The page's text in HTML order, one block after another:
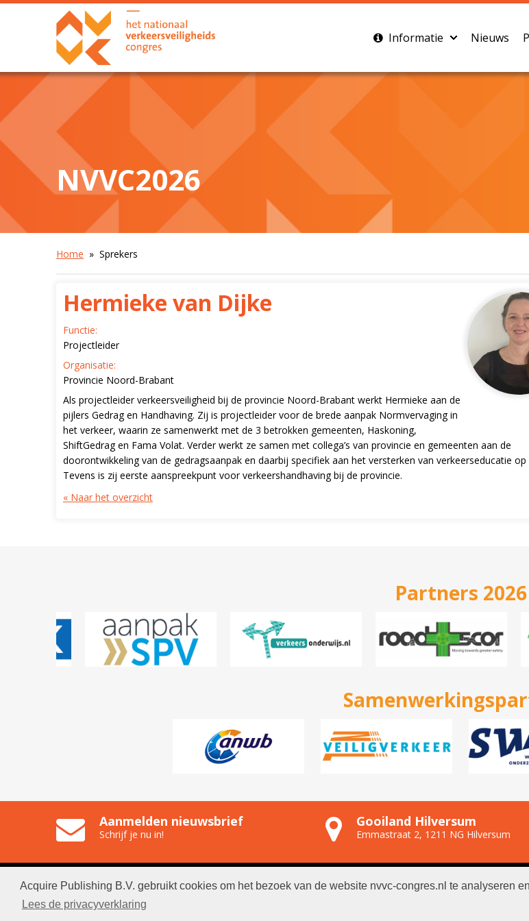
Acquire Publishing B.V. gebruikt cookies om het bezoek van de website nvvc-congres.nl te analyseren
Lees de privacyverklaring
Informatie Nieuws
NVVC2026
Home » Sprekers
Hermieke van Dijke
Functie:
Projectleider
Organisatie:
Provincie Noord-Brabant
Als projectleider verkeersveiligheid bij de provincie Noord-Brabant werkt Hermieke aan de
pijlers Gedrag en Handhaving. Zij is projectleider voor de brede aanpak Normvervaging in
het verkeer, waarin ze samenwerkt met de 3 betrokken gemeenten, Haskoning,
ShiftGedrag en Fama Volat. Verder werkt ze samen met collega’s van provincie en gemeenten aan de
doorontwikkeling van de gedragsaanpak en daarbij specifiek aan het versterken van verkeerseducatie op
Tevens is zij eerste aanspreekpunt voor verkeershandhaving bij de provincie.
« Naar het overzicht
Partners 2026
Aanmelden nieuwsbrief
Schrijf je nu in!
Gooiland Hilversum
Emmastraat 2, 1211 NG Hilversum
© 2026 NVVC |Algemene voorwaarden|